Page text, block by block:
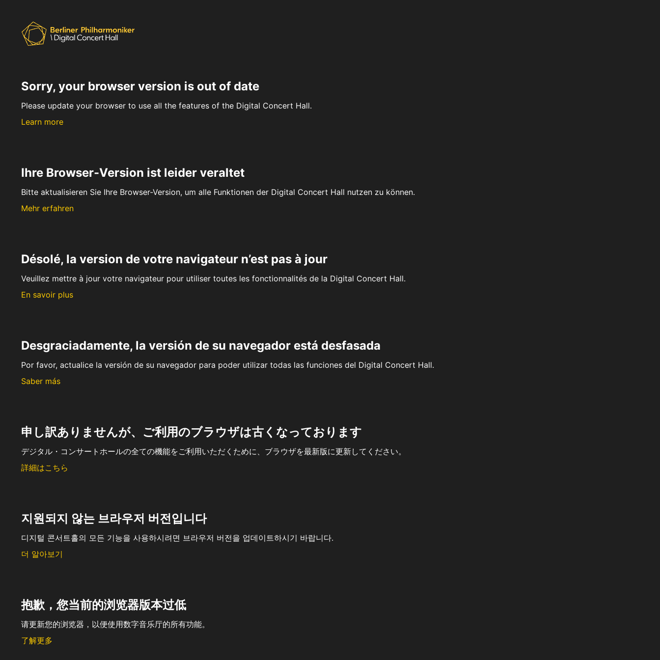
Sorry, your browser version is out of date
Please update your browser to use all the features of the Digital Concert Hall.
Learn more
Ihre Browser-Version ist leider veraltet
Bitte aktualisieren Sie Ihre Browser-Version, um alle Funktionen der Digital Concert Hall nutzen zu können.
Mehr erfahren
Désolé, la version de votre navigateur n’est pas à jour
Veuillez mettre à jour votre navigateur pour utiliser toutes les fonctionnalités de la Digital Concert Hall.
En savoir plus
Desgraciadamente, la versión de su navegador está desfasada
Por favor, actualice la versión de su navegador para poder utilizar todas las funciones del Digital Concert Hall.
Saber más
申し訳ありませんが、ご利用のブラウザは古くなっております
デジタル・コンサートホールの全ての機能をご利用いただくために、ブラウザを最新版に更新してください。
詳細はこちら
지원되지 않는 브라우저 버전입니다
디지털 콘서트홀의 모든 기능을 사용하시려면 브라우저 버전을 업데이트하시기 바랍니다.
더 알아보기
抱歉，您当前的浏览器版本过低
请更新您的浏览器，以便使用数字音乐厅的所有功能。
了解更多